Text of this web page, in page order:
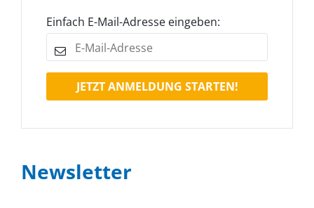
Newsletter
Einfach E-Mail-Adresse eingeben:
JETZT ANMELDUNG STARTEN!